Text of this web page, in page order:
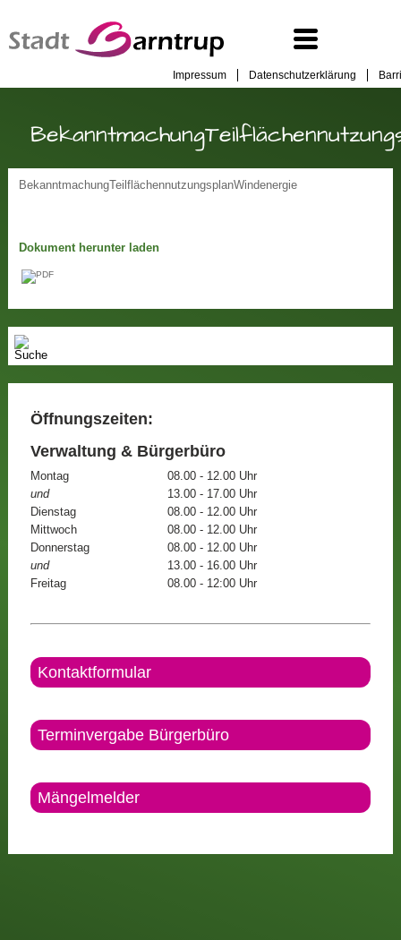
Impressum Datenschutzerklärung
BekanntmachungTeilflächennutzungsplanWindenergie
Dokument herunter laden
Öffnungszeiten:
Verwaltung & Bürgerbüro
Montag
08.00 - 12.00 Uhr
und
13.00 - 17.00 Uhr
Dienstag
08.00 - 12.00 Uhr
Mittwoch
08.00 - 12.00 Uhr
Donnerstag
08.00 - 12.00 Uhr
und
13.00 - 16.00 Uhr
Freitag
08.00 - 12:00 Uhr
Kontaktformular
Terminvergabe Bürgerbüro
Mängelmelder